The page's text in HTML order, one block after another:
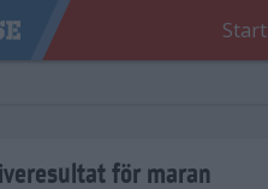
Start
för maran